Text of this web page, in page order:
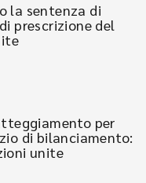
la sentenza di
prescrizione del
per
di bilanciamento:
unite